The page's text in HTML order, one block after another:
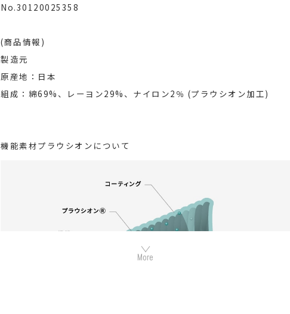
No.30120025358
(商品情報)
製造元
原産地：日本
組成：綿69%、レーヨン29%、ナイロン2％ (プラウシオン加工)
機能素材プラウシオンについて